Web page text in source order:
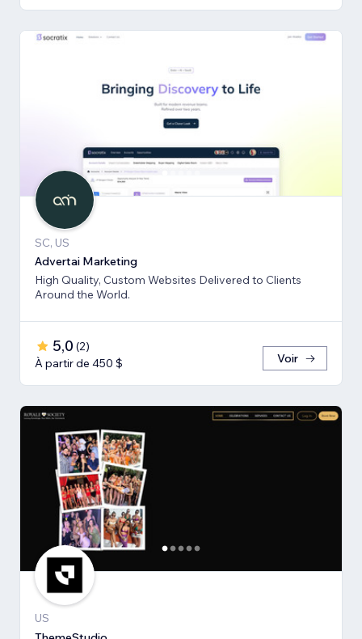
SC, US
Advertai Marketing
High Quality, Custom Websites Delivered to Clients
Around the World.
5,0 (2)
À partir de 450 $
Voir
US